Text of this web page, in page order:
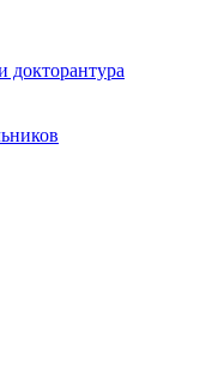
докторантура